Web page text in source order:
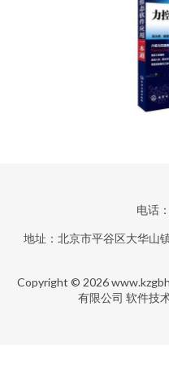
电话
地址：北京市平谷区大华山
Copyright © 2026
有限公司 软件技